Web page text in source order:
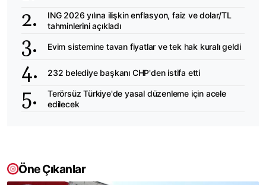
ING 2026 yılına ilişkin enflasyon, faiz ve dolar/TL
tahminlerini açıkladı
Evim sistemine tavan fiyatlar ve tek hak kuralı geldi
232 belediye başkanı CHP'den istifa etti
Terörsüz Türkiye'de yasal düzenleme için acele
edilecek
Öne Çıkanlar